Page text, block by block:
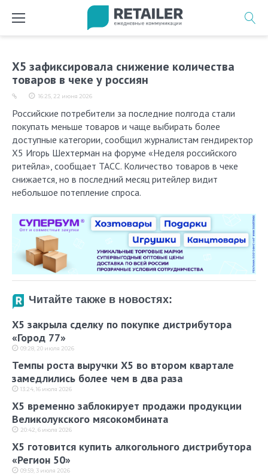
Х5 зафиксировала снижение количества
товаров в чеке у россиян
16:25, 22 июня 2026
Российские потребители за последние полгода стали
покупать меньше товаров и чаще выбирать более
доступные категории, сообщил журналистам гендиректор
Х5 Игорь Шехтерман на форуме «Неделя российского
ритейла», сообщает ТАСС. Количество товаров в чеке
снижается, но в последний месяц ритейлер видит
небольшое потепление спроса.
Читайте также в новостях:
X5 закрыла сделку по покупке дистрибутора
«Город 77»
09:28, 20 июля 2026
Темпы роста выручки X5 во втором квартале
замедлились более чем в два раза
13:24, 16 июля 2026
X5 временно заблокирует продажи продукции
Великолукского мясокомбината
20:42, 6 июля 2026
X5 готовится купить алкогольного дистрибутора
«Регион 50»
09:59, 3 июля 2026